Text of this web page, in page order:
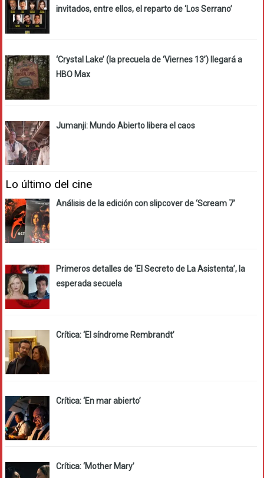
invitados, entre ellos, el reparto de ‘Los Serrano’
‘Crystal Lake’ (la precuela de ‘Viernes 13’) llegará a
HBO Max
Jumanji: Mundo Abierto libera el caos
Lo último del cine
Análisis de la edición con slipcover de ‘Scream 7’
Primeros detalles de ‘El Secreto de La Asistenta’, la
esperada secuela
Crítica: ‘El síndrome Rembrandt’
Crítica: ‘En mar abierto’
Crítica: ‘Mother Mary’